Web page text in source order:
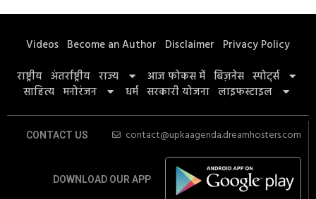
Videos Become an Author Disclaimer Privacy Policy
राष्ट्रीय अंतर्राष्ट्रीय राज्य आज फोकस में बिज़नेस स्पोर्ट्स
साहित्य मनोरंजन धर्म सरकारी योजना लाइफस्टाइल
CONTACT US contact@upkaagenda.dreamhosters.com
DOWNLOAD OUR APP